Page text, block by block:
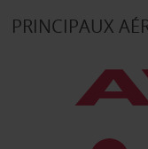
PRINCIPAUX